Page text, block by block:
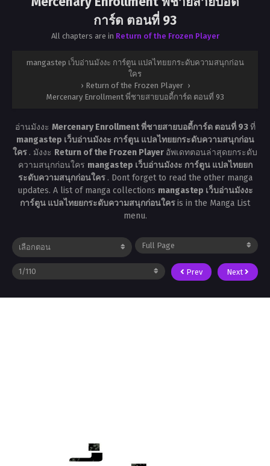
การ์ด ตอนที่ 93
All chapters are in Return of the Frozen Player
mangastep เว็บอ่านมังงะ การ์ตูน แปลไทยยกระดับความสนุกก่อน
ใคร
› Return of the Frozen Player ›
Mercenary Enrollment พี่ชายสายบอดี้การ์ด ตอนที่ 93
อ่านมังงะ Mercenary Enrollment พี่ชายสายบอดี้การ์ด ตอนที่ 93ที่
mangastep เว็บอ่านมังงะ การ์ตูน แปลไทยยกระดับความสนุกก่อน
ใคร . มังงะ Return of the Frozen Player อัพเดทตอนล่าสุดยกระดับ
ความสนุกก่อนใคร mangastep เว็บอ่านมังงะ การ์ตูน แปลไทยยก
ระดับความสนุกก่อนใคร . Dont forget to read the other manga
updates. A list of manga collections mangastep เว็บอ่านมังงะ
การ์ตูน แปลไทยยกระดับความสนุกก่อนใครis in the Manga List
menu.
Prev Next